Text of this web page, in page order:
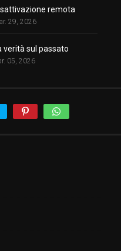
remota
29, 2026
verità sul passato
05, 2026